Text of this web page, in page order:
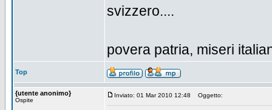
svizzero....
povera patria, miseri
Top
{utente anonimo}
Ospite
Inviato: 01 Mar 2010 12:48 Oggetto: